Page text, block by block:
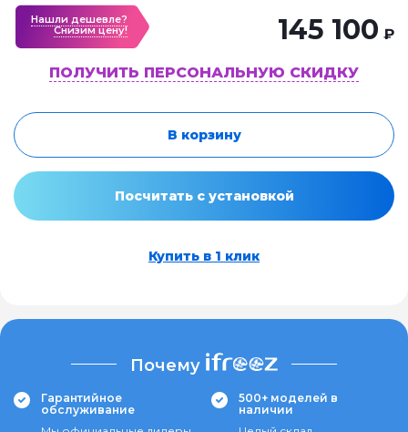
Нашли дешевле?
Cнизим цену!
145 100 ₽
ПОЛУЧИТЬ ПЕРСОНАЛЬНУЮ СКИДКУ
В корзину
Посчитать с установкой
Купить в 1 клик
Почему
Гарантийное
обслуживание
500+ моделей в
наличии